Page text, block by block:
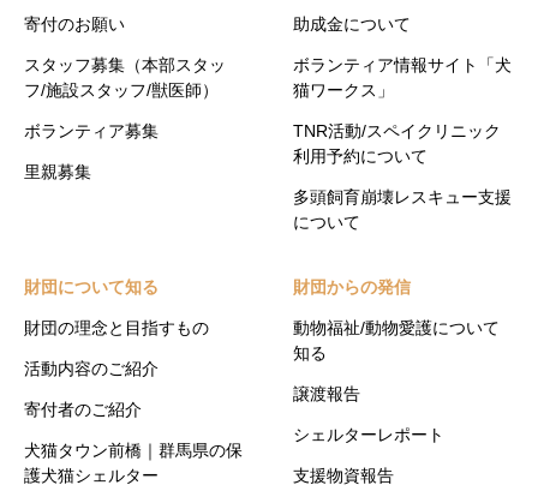
寄付のお願い
スタッフ募集（本部スタッ
フ/施設スタッフ/獣医師）
ボランティア募集
里親募集
助成金について
ボランティア情報サイト「犬
猫ワークス」
TNR活動/スペイクリニック
利用予約について
多頭飼育崩壊レスキュー支援
について
財団について知る
財団の理念と目指すもの
活動内容のご紹介
寄付者のご紹介
犬猫タウン前橋｜群馬県の保
護犬猫シェルター
財団からの発信
動物福祉/動物愛護について
知る
譲渡報告
シェルターレポート
支援物資報告